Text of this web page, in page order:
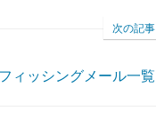
次の記事
ィッシングメール一覧